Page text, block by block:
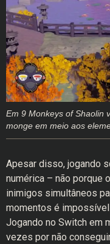
Em 9 Monkeys of Shaolin
monge em meio aos
Apesar disso, jogando
numérica – não porque o
inimigos simultâneos
momentos é
Jogando no Switch em
vezes por não